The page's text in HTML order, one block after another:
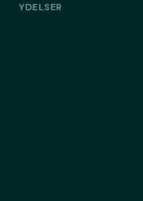
YDELSER